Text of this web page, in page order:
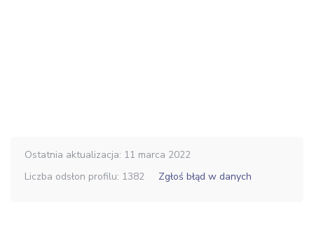
Ostatnia aktualizacja: 11 marca 2022
Liczba odsłon profilu: 1382
Zgłoś błąd w danych